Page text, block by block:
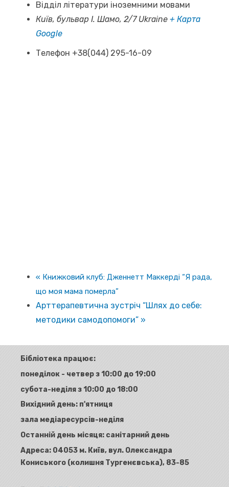
Відділ літератури іноземними мовами
Київ, бульвар І. Шамо, 2/7 Ukraine + Карта
Google
Телефон +38(044) 295-16-09
« Книжковий клуб: Дженнетт Маккерді “Я рада,
що моя мама померла”
Арттерапевтична зустріч “Шлях до себе:
методики самодопомоги” »
Бібліотека працює:
понеділок - четвер з 10:00 до 19:00
субота-неділя з 10:00 до 18:00
Вихідний день: п'ятниця
зала медіаресурсів-неділя
Останній день місяця: санітарний день
Адреса: 04053 м. Київ, вул. Олександра
Кониського (колишня Тургенєвська), 83-85